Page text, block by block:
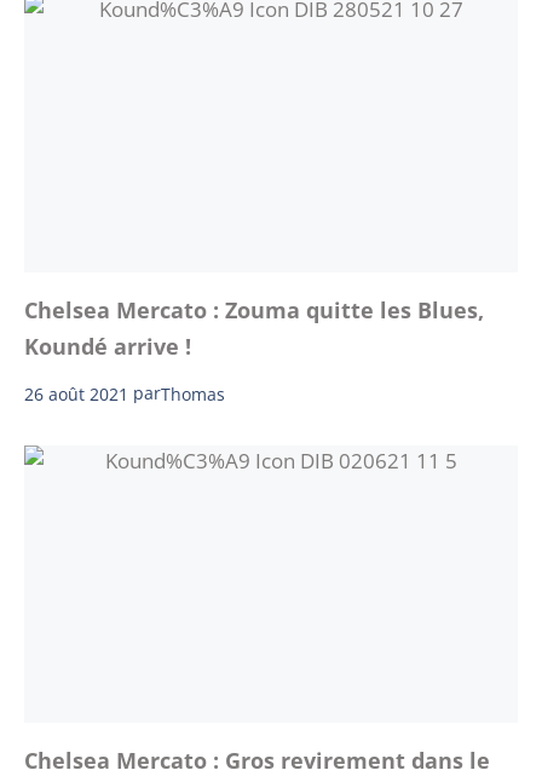
Chelsea Mercato : Zouma quitte les Blues,
Koundé arrive !
26 août 2021 parThomas
Chelsea Mercato : Gros revirement dans le